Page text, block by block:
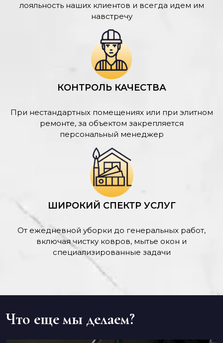
лояльность наших клиентов и всегда идем им
навстречу
КОНТРОЛЬ КАЧЕСТВА
При нестандартных помещениях или при элитном
ремонте, за объектом закрепляется
персональный менеджер
ШИРОКИЙ СПЕКТР УСЛУГ
От ежедневной уборки до генеральных работ,
включая чистку ковров, мытье окон и
специализированные задачи
Что еще мы делаем?